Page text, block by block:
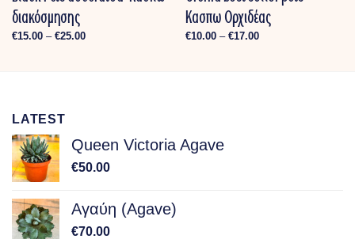
διακόσμησης
€15.00 – €25.00Price
Κασπω Ορχιδέας
€10.00 – €17.00Price
LATEST
Queen Victoria Agave
€50.00
Αγαύη (Agave)
€70.00